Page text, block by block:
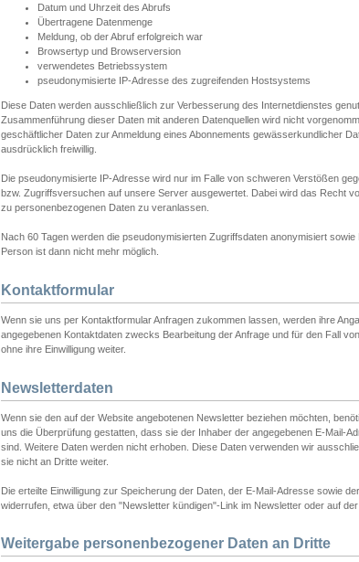
Datum und Uhrzeit des Abrufs
Übertragene Datenmenge
Meldung, ob der Abruf erfolgreich war
Browsertyp und Browserversion
verwendetes Betriebssystem
pseudonymisierte IP-Adresse des zugreifenden Hostsystems
Diese Daten werden ausschließlich zur Verbesserung des Internetdienstes
Zusammenführung dieser Daten mit anderen Datenquellen wird nicht
geschäftlicher Daten zur Anmeldung eines Abonnements gewässerkundlicher
ausdrücklich freiwillig.
Die pseudonymisierte IP-Adresse wird nur im Falle von schweren Verstößen
bzw. Zugriffsversuchen auf unsere Server ausgewertet. Dabei wird das Recht
zu personenbezogenen Daten zu veranlassen.
Nach 60 Tagen werden die pseudonymisierten Zugriffsdaten anonymisiert
Person ist dann nicht mehr möglich.
Kontaktformular
Wenn sie uns per Kontaktformular Anfragen zukommen lassen, werden ihre
angegebenen Kontaktdaten zwecks Bearbeitung der Anfrage und für den Fall
ohne ihre Einwilligung weiter.
Newsletterdaten
Wenn sie den auf der Website angebotenen Newsletter beziehen möchten,
uns die Überprüfung gestatten, dass sie der Inhaber der angegebenen E-Mail-
sind. Weitere Daten werden nicht erhoben. Diese Daten verwenden wir
sie nicht an Dritte weiter.
Die erteilte Einwilligung zur Speicherung der Daten, der E-Mail-Adresse sowie
widerrufen, etwa über den "Newsletter kündigen"-Link im Newsletter oder auf der
Weitergabe personenbezogener Daten an Dritte